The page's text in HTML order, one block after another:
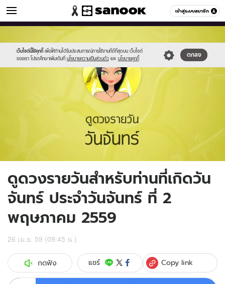
เข้าสู่ระบบสมาชิก
ดูดวง หมวดอื่นๆ
เว็บไซต์นี้ใช้คุกกี้ เพื่อให้ท่านได้รับประสบการณ์การใช้งานที่ดีที่สุดบน เว็บไซต์
ของเรา โปรดศึกษาเพิ่มเติมที่ นโยบายความเป็นส่วนตัว และ นโยบายคุกกี้
ตกลง
//s.isanook.com/sr/0/images/logo-
new-
sanook.png
//s.isanook.com/ho/0/ud/fxd/day/2_mon.jpg
ดูดวงรายวันสำหรับท่านที่เกิดวัน
จันทร์ ประจำวันจันทร์ ที่ 2
พฤษภาคม 2559
26 เม.ย. 59 (09:45 น.)
กดฟัง แชร์ Copy link